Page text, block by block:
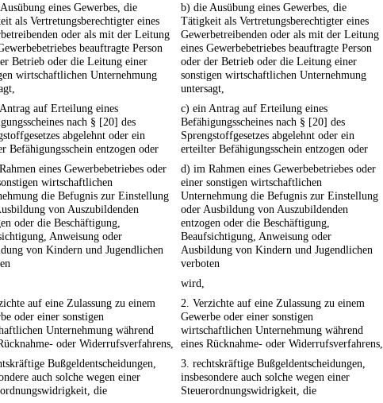
eines Gewerbes, die
als Vertretungsberechtigter eines
oder als mit der Leitung
beauftragte Person
Betrieb oder die Leitung einer
wirtschaftlichen Unternehmung
b) die Ausübung eines Gewerbes, die
Tätigkeit als Vertretungsberechtigter eines
Gewerbetreibenden oder als mit der Leitung
eines Gewerbebetriebes beauftragte Person
oder der Betrieb oder die Leitung einer
sonstigen wirtschaftlichen Unternehmung
untersagt,
auf Erteilung eines
nach § [20] des
abgelehnt oder ein
Befähigungsschein entzogen oder
c) ein Antrag auf Erteilung eines
Befähigungsscheines nach § [20] des
Sprengstoffgesetzes abgelehnt oder ein
erteilter Befähigungsschein entzogen oder
eines Gewerbebetriebes oder
wirtschaftlichen
die Befugnis zur Einstellung
von Auszubildenden
oder die Beschäftigung,
Anweisung oder
von Kindern und Jugendlichen
d) im Rahmen eines Gewerbebetriebes oder
einer sonstigen wirtschaftlichen
Unternehmung die Befugnis zur Einstellung
oder Ausbildung von Auszubildenden
entzogen oder die Beschäftigung,
Beaufsichtigung, Anweisung oder
Ausbildung von Kindern und Jugendlichen
verboten
wird,
auf eine Zulassung zu einem
oder einer sonstigen
Unternehmung während
oder Widerrufsverfahrens,
2. Verzichte auf eine Zulassung zu einem
Gewerbe oder einer sonstigen
wirtschaftlichen Unternehmung während
eines Rücknahme- oder Widerrufsverfahrens,
Bußgeldentscheidungen,
auch solche wegen einer
die
3. rechtskräftige Bußgeldentscheidungen,
insbesondere auch solche wegen einer
Steuerordnungswidrigkeit, die